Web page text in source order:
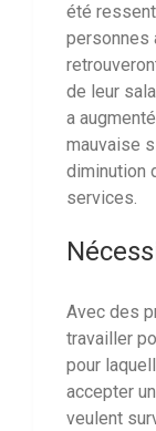
été
personnes
de leur
a
mauvaise
diminution
services.
Avec des
travailler
pour
accepter
veulent